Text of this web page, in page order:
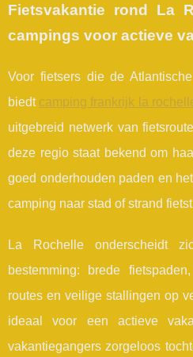
Fietsvakantie rond La
campings voor actieve
Voor fietsers die de
biedt camping frankrijk la
uitgebreid netwerk van
deze regiostaat bekend om
goed onderhouden paden en
camping naar stad of strand
La Rochelle onderscheidt
bestemming: brede
routes en veilige stallingen op
ideaal voor een actieve
vakantiegangers zorgeloos